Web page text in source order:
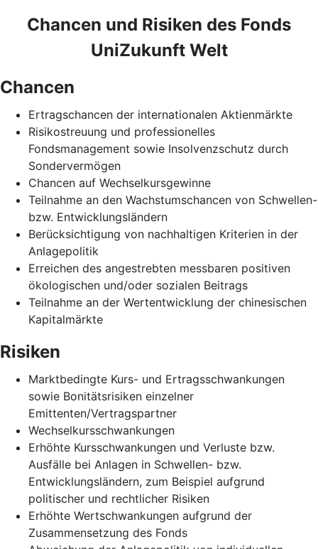
Chancen und Risiken des Fonds
UniZukunft Welt
Chancen
Ertragschancen der internationalen Aktienmärkte
Risikostreuung und professionelles
Fondsmanagement sowie Insolvenzschutz durch
Sondervermögen
Chancen auf Wechselkursgewinne
Teilnahme an den Wachstumschancen von Schwellen-
bzw. Entwicklungsländern
Berücksichtigung von nachhaltigen Kriterien in der
Anlagepolitik
Erreichen des angestrebten messbaren positiven
ökologischen und/oder sozialen Beitrags
Teilnahme an der Wertentwicklung der chinesischen
Kapitalmärkte
Risiken
Marktbedingte Kurs- und Ertragsschwankungen
sowie Bonitätsrisiken einzelner
Emittenten/Vertragspartner
Wechselkursschwankungen
Erhöhte Kursschwankungen und Verluste bzw.
Ausfälle bei Anlagen in Schwellen- bzw.
Entwicklungsländern, zum Beispiel aufgrund
politischer und rechtlicher Risiken
Erhöhte Wertschwankungen aufgrund der
Zusammensetzung des Fonds